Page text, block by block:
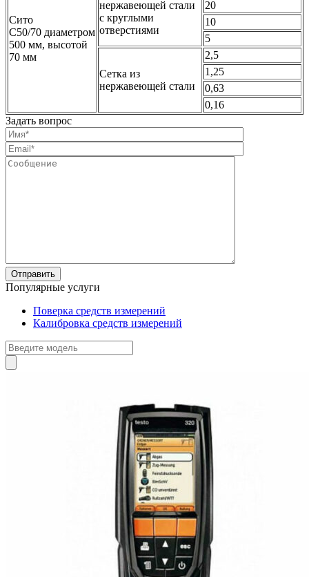
Сито
С50/70 диаметром
500 мм, высотой
70 мм
нержавеющей стали
с круглыми
отверстиями
20
10
5
Сетка из
нержавеющей стали
2,5
1,25
0,63
0,16
Задать вопрос
Популярные услуги
Поверка средств измерений
Калибровка средств измерений